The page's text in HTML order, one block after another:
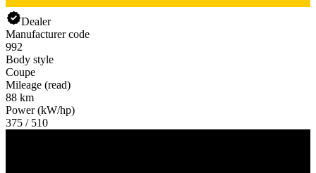
Dealer
Manufacturer code
992
Body style
Coupe
Mileage (read)
88 km
Power (kW/hp)
375 / 510